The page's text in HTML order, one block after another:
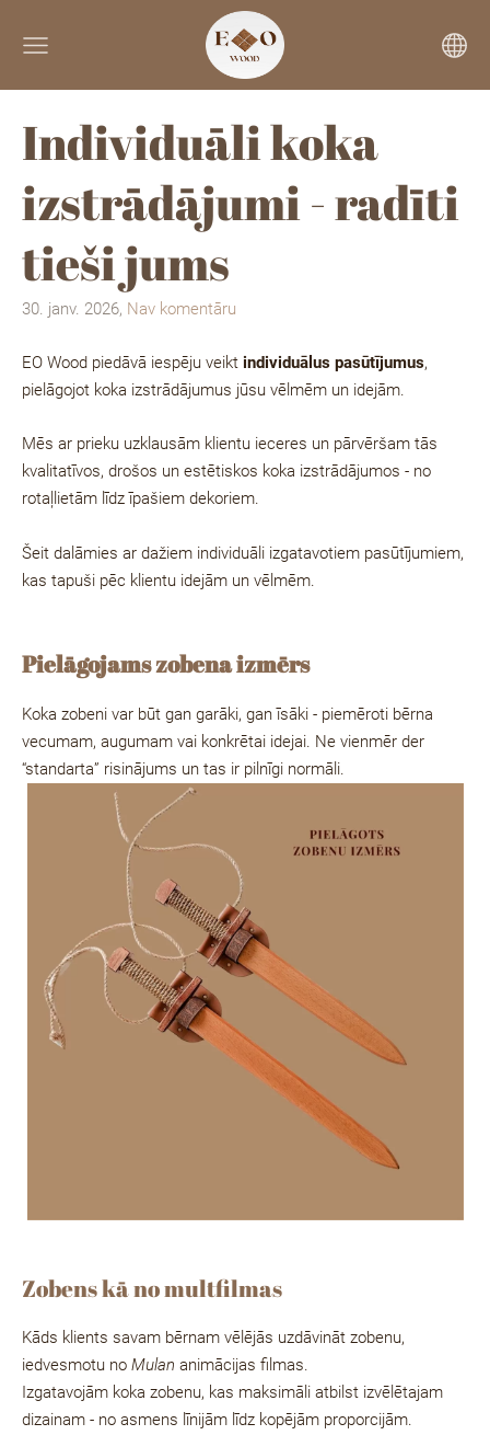
Individuāli koka
izstrādājumi - radīti
tieši jums
30. janv. 2026, Nav komentāru
EO Wood piedāvā iespēju veikt individuālus pasūtījumus,
pielāgojot koka izstrādājumus jūsu vēlmēm un idejām.
Mēs ar prieku uzklausām klientu ieceres un pārvēršam tās
kvalitatīvos, drošos un estētiskos koka izstrādājumos - no
rotaļlietām līdz īpašiem dekoriem.
Šeit dalāmies ar dažiem individuāli izgatavotiem pasūtījumiem,
kas tapuši pēc klientu idejām un vēlmēm.
Pielāgojams zobena izmērs
Koka zobeni var būt gan garāki, ganīsāki - piemēroti bērna
vecumam, augumam vai konkrētai idejai. Ne vienmēr der
“standarta” risinājums un tas ir pilnīgi normāli.
Zobens kā no multfilmas
Kāds klients savam bērnam vēlējās uzdāvināt zobenu,
iedvesmotu no Mulan animācijas filmas.
Izgatavojām koka zobenu, kas maksimāli atbilst izvēlētajam
dizainam - no asmens līnijām līdz kopējām proporcijām.